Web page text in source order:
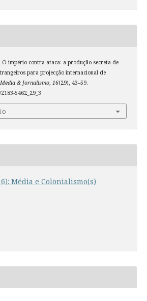
império contra-ataca: a produção secreta de
para projecção internacional de
Media & Jornalismo, 16(29), 43–59.
5462_29_3
Média e Colonialismo(s)